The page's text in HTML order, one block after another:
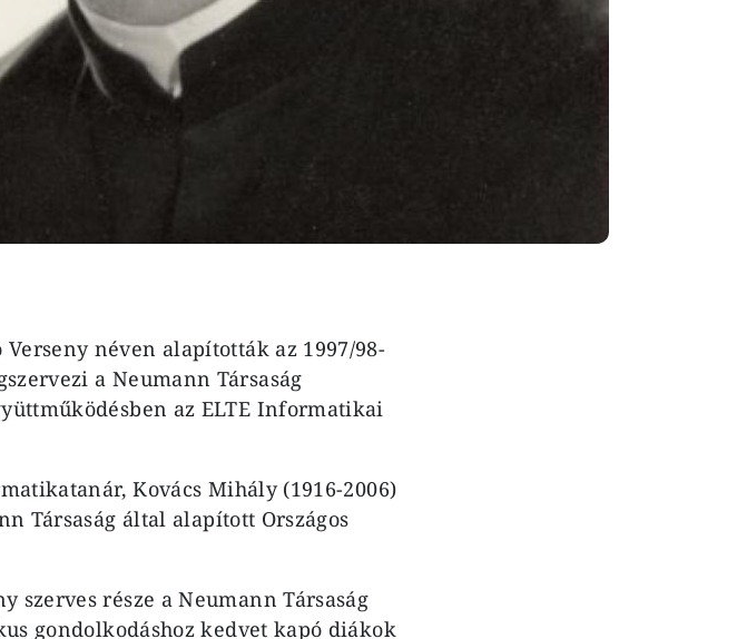
néven alapították az 1997/98-
a Neumann Társaság
az ELTE Informatikai
Kovács Mihály (1916-2006)
Társaság által alapított Országos
szerves része a Neumann Társaság
gondolkodáshoz kedvet kapó diákok